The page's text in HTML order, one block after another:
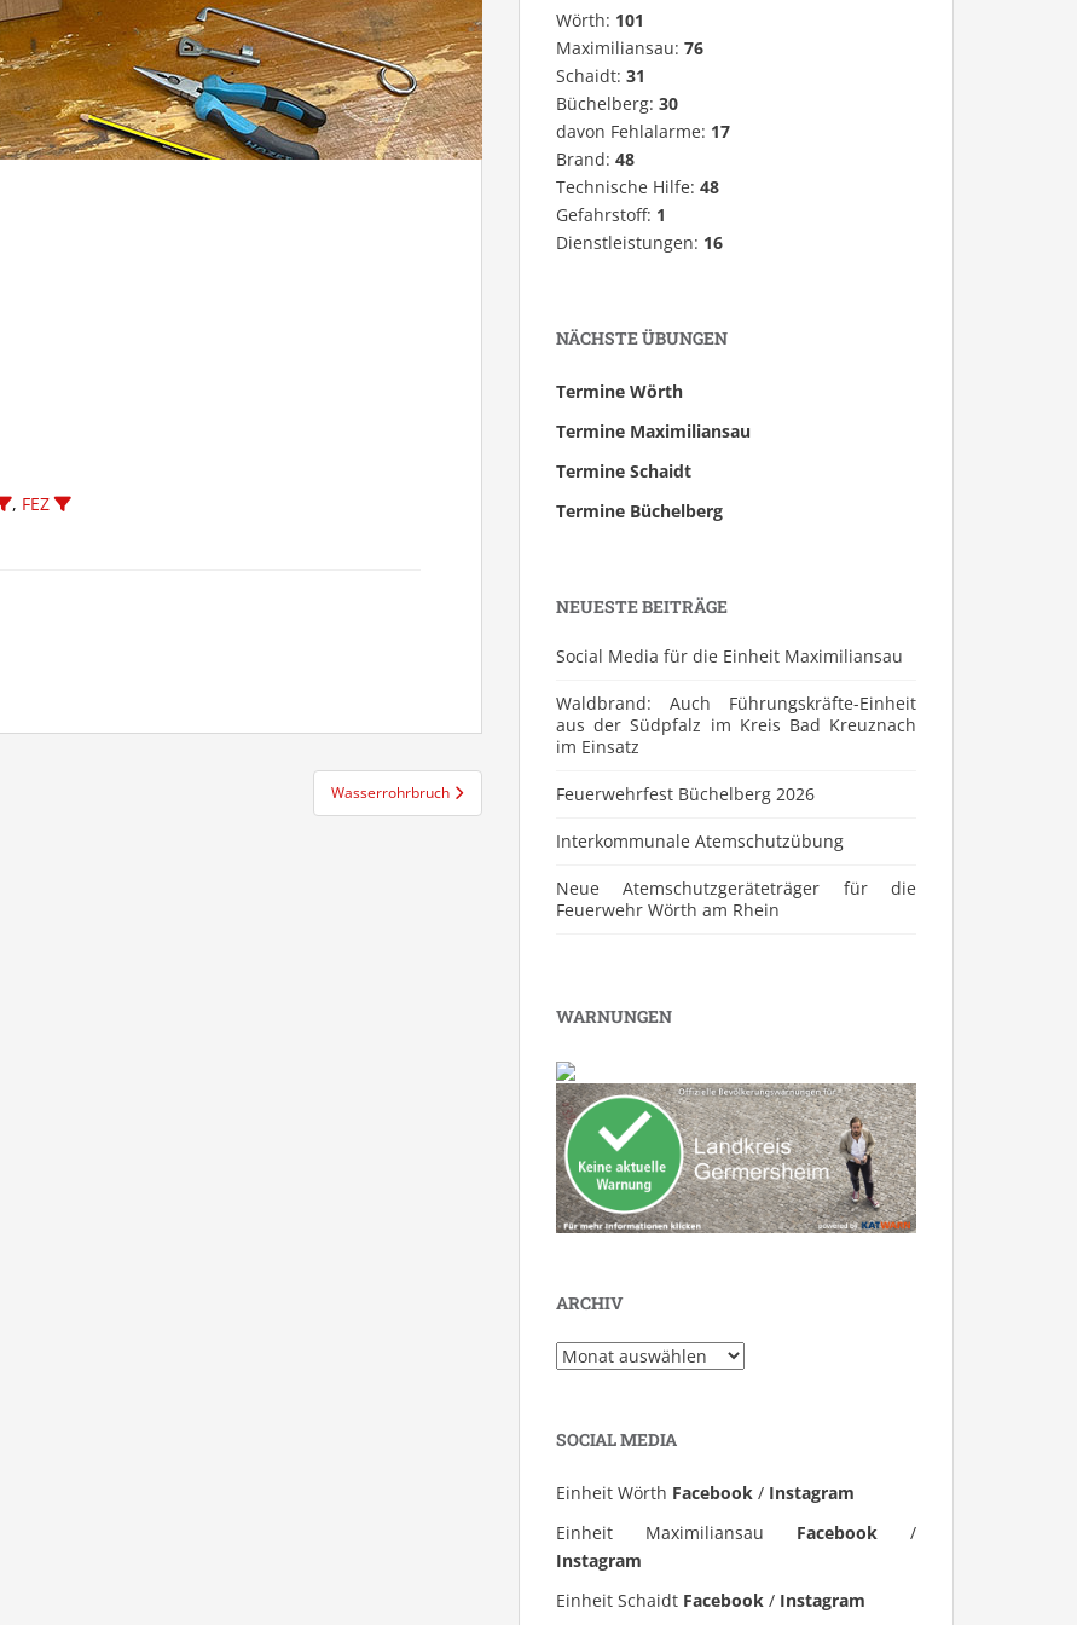
, FEZ
Wasserrohrbruch
Wörth: 101
Maximiliansau: 76
Schaidt: 31
Büchelberg: 30
davon Fehlalarme: 17
Brand: 48
Technische Hilfe: 48
Gefahrstoff: 1
Dienstleistungen: 16
NÄCHSTE ÜBUNGEN
Termine Wörth
Termine Maximiliansau
Termine Schaidt
Termine Büchelberg
NEUESTE BEITRÄGE
Social Media für die Einheit Maximiliansau
Waldbrand: Auch Führungskräfte-Einheit
aus der Südpfalz im Kreis Bad Kreuznach
im Einsatz
Feuerwehrfest Büchelberg 2026
⁠Interkommunale Atemschutzübung
Neue Atemschutzgeräteträger für die
Feuerwehr Wörth am Rhein
WARNUNGEN
ARCHIV
Archiv
SOCIAL MEDIA
Einheit Wörth Facebook / Instagram
Einheit Maximiliansau Facebook /
Instagram
Einheit Schaidt Facebook / Instagram